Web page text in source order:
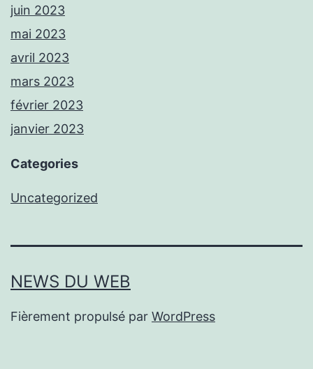
juin 2023
mai 2023
avril 2023
mars 2023
février 2023
janvier 2023
Categories
Uncategorized
NEWS DU WEB
Fièrement propulsé par WordPress